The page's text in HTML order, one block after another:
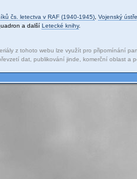
čs. letectva v RAF (1940-1945) Vojenský
a další Letecké knihy.
z tohoto webu lze využít pro připomínání
dat, publikování jinde, komerční oblast a